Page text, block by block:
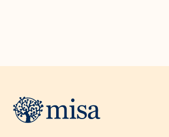
Webbplatsens sidfot